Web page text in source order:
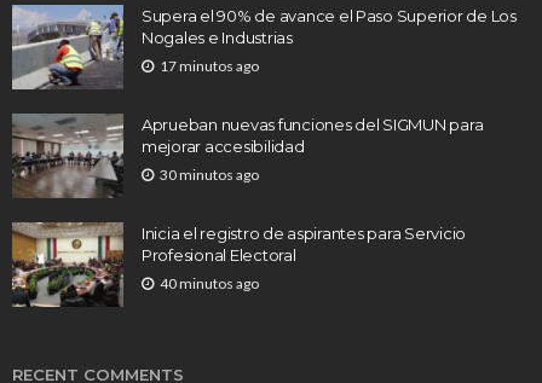
Supera el 90% de avance el Paso Superior de Los
Nogales e Industrias
17 minutos ago
Aprueban nuevas funciones del SIGMUN para
mejorar accesibilidad
30 minutos ago
Inicia el registro de aspirantes para Servicio
Profesional Electoral
40 minutos ago
RECENT COMMENTS